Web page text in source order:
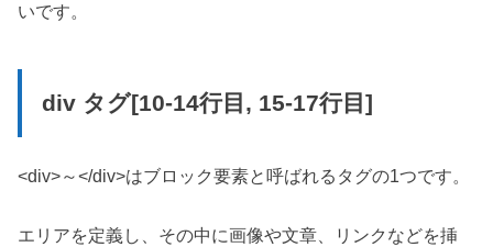
いです。
div タグ[10-14行目, 15-17行目]
<div>～</div>はブロック要素と呼ばれるタグの1つです。
エリアを定義し、その中に画像や文章、リンクなどを挿